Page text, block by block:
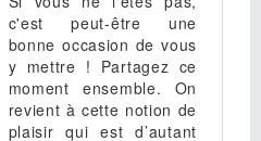
c'est peut-être une
bonne occasion de vous
y mettre ! Partagez ce
moment ensemble. On
revient à cette notion de
plaisir qui est d’autant